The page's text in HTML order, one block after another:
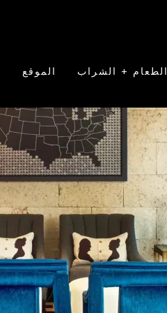
الطعام + الشراب الموقع